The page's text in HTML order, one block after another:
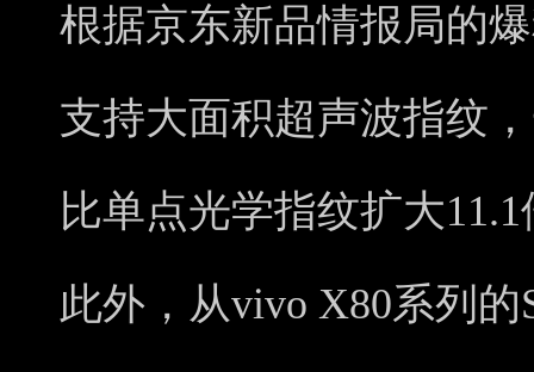
根据京东新品情报局的
支持大面积超声波指纹
比单点光学指纹扩大
此外，从vivo X80系列的